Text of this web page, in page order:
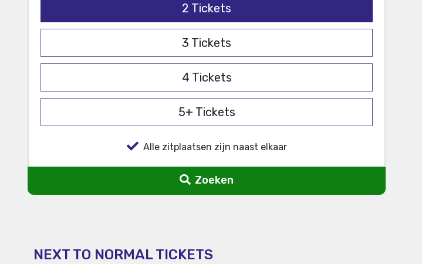
2 Tickets
3 Tickets
4 Tickets
5+ Tickets
Alle zitplaatsen zijn naast elkaar
Zoeken
NEXT TO NORMAL TICKETS